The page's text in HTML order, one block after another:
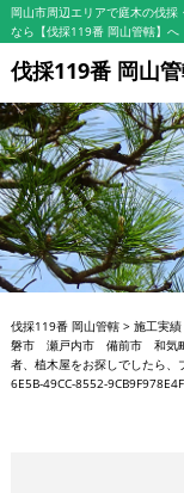
岡山市周辺エリアで庭木の伐
なら【伐採119番 岡山管轄】へ
伐採119番 岡山
伐採119番 岡山管轄> 施工実績
磐市 瀬戸内市 備前市 和気町
者、植木屋をお探しでしたら、
6E5B-49CC-8552-